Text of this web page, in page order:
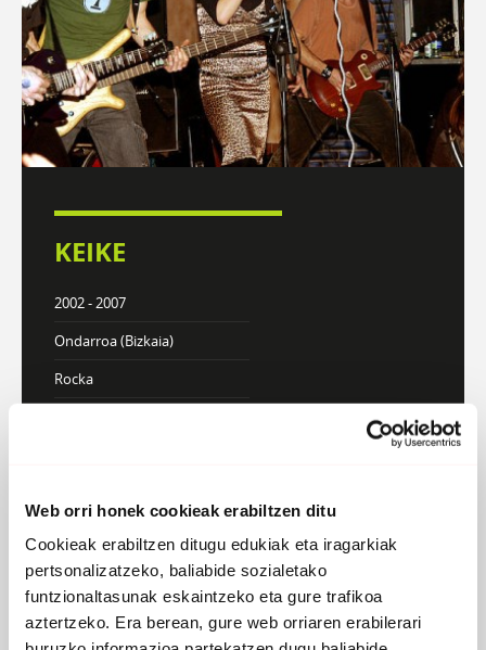
Web orri honek cookieak erabiltzen ditu
Cookieak erabiltzen ditugu edukiak eta iragarkiak
pertsonalizatzeko, baliabide sozialetako
funtzionaltasunak eskaintzeko eta gure trafikoa
aztertzeko. Era berean, gure web orriaren erabilerari
KEIKE
2002 - 2007
Ondarroa (Bizkaia)
Rocka
Atzera